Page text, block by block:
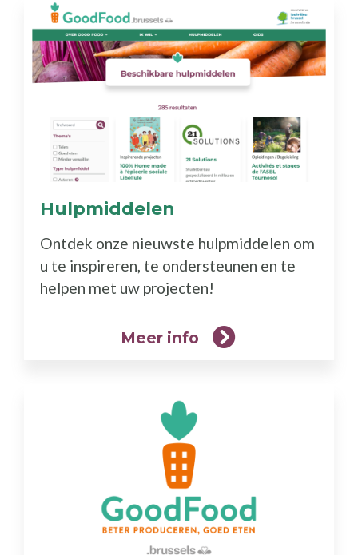
Hulpmiddelen
Ontdek onze nieuwste hulpmiddelen om
u te inspireren, te ondersteunen en te
helpen met uw projecten!
Meer info